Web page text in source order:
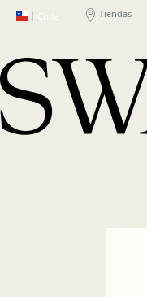
| Chile Tiendas